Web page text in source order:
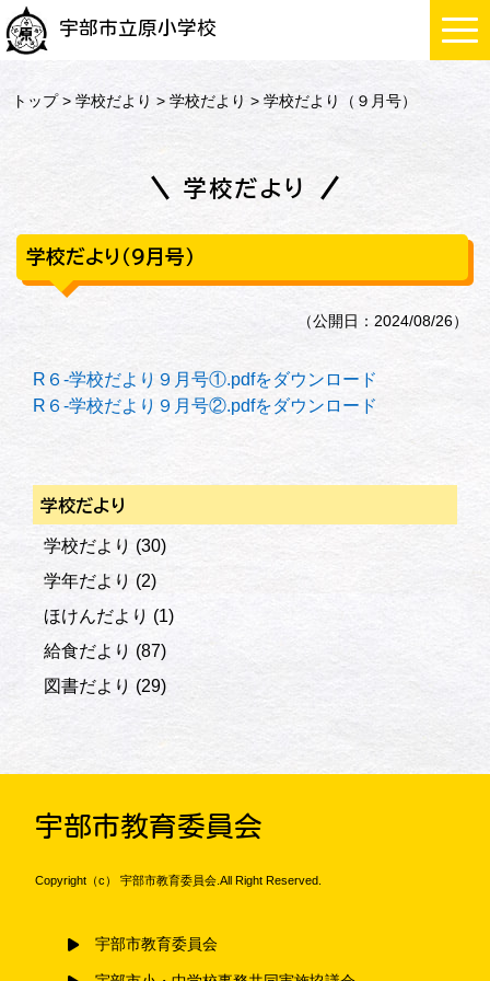
宇部市立原小学校
トップ>学校だより >学校だより > 学校だより（９月号）
学校だより
学校だより（９月号）
（公開日：2024/08/26）
R６-学校だより９月号①.pdfをダウンロード
R６-学校だより９月号②.pdfをダウンロード
学校だより
学校だより (30)
学年だより (2)
ほけんだより (1)
給食だより (87)
図書だより (29)
宇部市教育委員会
Copyright（c） 宇部市教育委員会.All Right Reserved.
宇部市教育委員会